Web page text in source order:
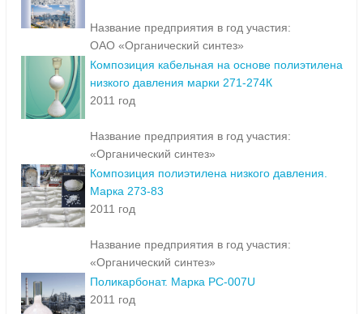
Название предприятия в год участия:
ОАО «Органический синтез»
Композиция кабельная на основе полиэтилена
низкого давления марки 271-274К
2011 год
Название предприятия в год участия:
«Органический синтез»
Композиция полиэтилена низкого давления.
Марка 273-83
2011 год
Название предприятия в год участия:
«Органический синтез»
Поликарбонат. Марка PC-007U
2011 год